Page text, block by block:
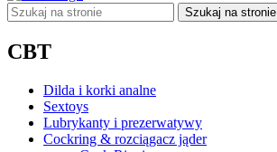
Szukaj na stronie
CBT
Dilda i korki analne
Sextoys
Lubrykanty i prezerwatywy
Cockring & rozciągacz jąder